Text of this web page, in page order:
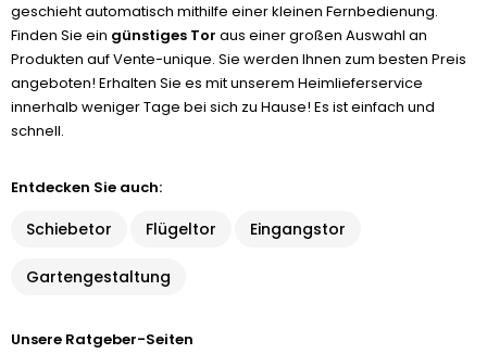
geschieht automatisch mithilfe einer kleinen Fernbedienung.
Finden Sie ein günstiges Tor aus einer großen Auswahl an
Produkten auf Vente-unique. Sie werden Ihnen zum besten Preis
angeboten! Erhalten Sie es mit unserem Heimlieferservice
innerhalb weniger Tage bei sich zu Hause! Es ist einfach und
schnell.
Entdecken Sie auch:
Schiebetor Flügeltor Eingangstor
Gartengestaltung
Unsere Ratgeber-Seiten